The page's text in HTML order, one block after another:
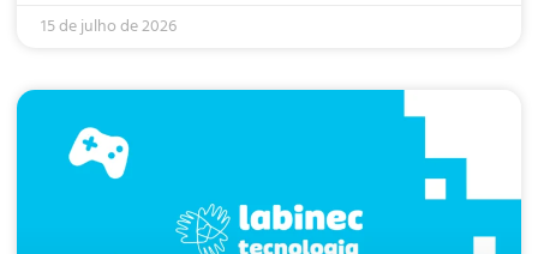
15 de julho de 2026